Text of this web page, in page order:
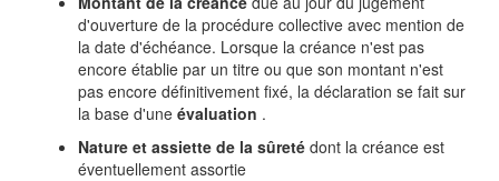
d'ouverture de la procédure collective avec mention de
la date d'échéance. Lorsque la créance n'est pas
encore établie par un titre ou que son montant n'est
pas encore définitivement fixé, la déclaration se fait sur
la base d'une évaluation .
Nature et assiette de la sûreté dont la créance est
éventuellement assortie